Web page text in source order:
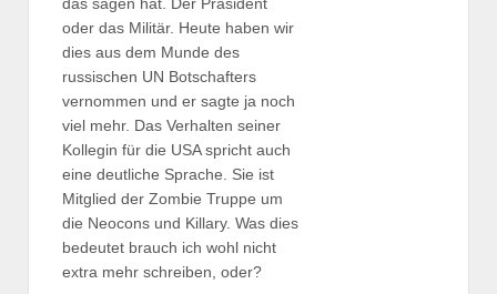
oder das Militär. Heute haben wir
dies aus dem Munde des
russischen UN Botschafters
vernommen und er sagte ja noch
viel mehr. Das Verhalten seiner
Kollegin für die USA spricht auch
eine deutliche Sprache. Sie ist
Mitglied der Zombie Truppe um
die Neocons und Killary. Was dies
bedeutet brauch ich wohl nicht
extra mehr schreiben, oder?